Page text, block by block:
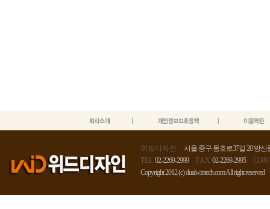
위드디자인
서울 중구 동호로37길 20 방산
TEL 02-2269-2999 FAX 02-2269-2995
Copyright 2012 (c) dualwintech.com All right reserved